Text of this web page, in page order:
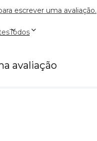
escrever uma avaliação.
Todos
avaliação